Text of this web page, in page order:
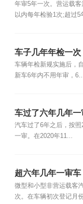
年审5年一次。营运载
以内每年检验1次;超过5
车子几年年检一次
车辆年检新规实施后，
新车6年内不用年审，
车过了六年几年一
汽车过了6年之后，按
一审。在2020年11...
超六年几年一审车
微型和小型非营运载客
次。在车辆初次登记月